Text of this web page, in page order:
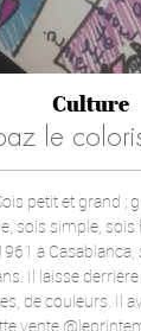
Culture
le
petit et grand ;
sois simple, sois
à Casablanca,
Il laisse
de couleurs. Il
vente